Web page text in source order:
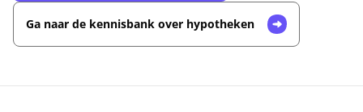
Ga naar de kennisbank over hypotheken